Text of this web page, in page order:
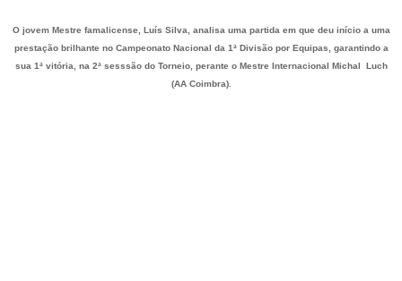
O jovem Mestre famalicense, Luís Silva, analisa uma partida em que deu início a uma
prestação brilhante no Campeonato Nacional da 1ª Divisão por Equipas, garantindo a
sua 1ª vitória, na 2ª sesssão do Torneio, perante o Mestre Internacional Michal
Luch
(AA Coimbra).